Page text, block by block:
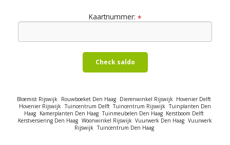
Kaartnummer: *
Check saldo
Bloemist Rijswijk Rouwboeket Den Haag Dierenwinkel Rijswijk Hovenier Delft
Hovenier Rijswijk Tuincentrum Delft Tuincentrum Rijswijk Tuinplanten Den
Haag Kamerplanten Den Haag Tuinmeubelen Den Haag Kerstboom Delft
Kerstversiering Den Haag Woonwinkel Rijswijk Vuurwerk Den Haag Vuurwerk
Rijswijk Tuincentrum Den Haag